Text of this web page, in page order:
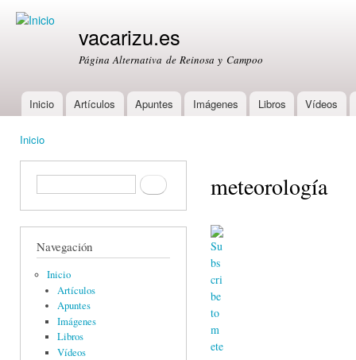
vacarizu.es
Página Alternativa de Reinosa y Campoo
Main menu
Inicio Artículos Apuntes Imágenes Libros Vídeos
Inicio
Formulario de búsquedaBuscar
Navegación
Inicio
Artículos
Apuntes
Imágenes
Libros
Vídeos
meteorología